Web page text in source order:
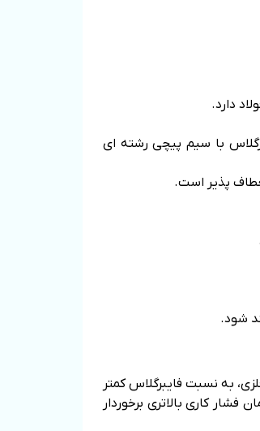
را تحمل کند در حالی که فیلتر فایبرگلاس با سیم پیچی رشته ای
پذیر است.
شود.
به نسبت فایبرگلاس کمتر
کاری بالاتری برخوردار